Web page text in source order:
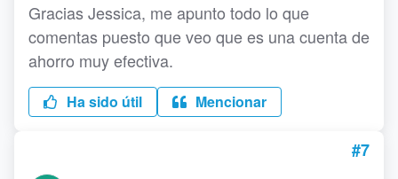
Gracias Jessica, me apunto todo lo que
comentas puesto que veo que es una cuenta de
ahorro muy efectiva.
Ha sido útil Mencionar
#7